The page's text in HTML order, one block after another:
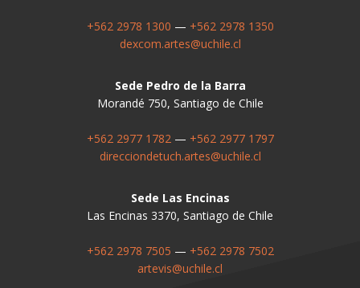
+562 2978 1300 — +562 2978 1350
dexcom.artes@uchile.cl
Sede Pedro de la Barra
Morandé 750, Santiago de Chile
+562 2977 1782— +562 2977 1797
direcciondetuch.artes@uchile.cl
Sede Las Encinas
Las Encinas 3370, Santiago de Chile
+562 2978 7505 — +562 2978 7502
artevis@uchile.cl